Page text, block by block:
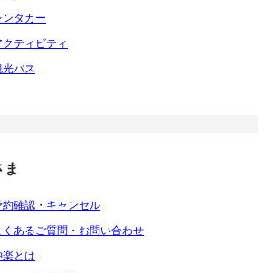
ンタカー
クティビティ
光バス
約確認・キャンセル
くあるご質問・お問い合わせ
楽とは